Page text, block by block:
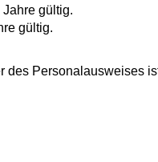
gültig.
gültig.
des Personalausweises